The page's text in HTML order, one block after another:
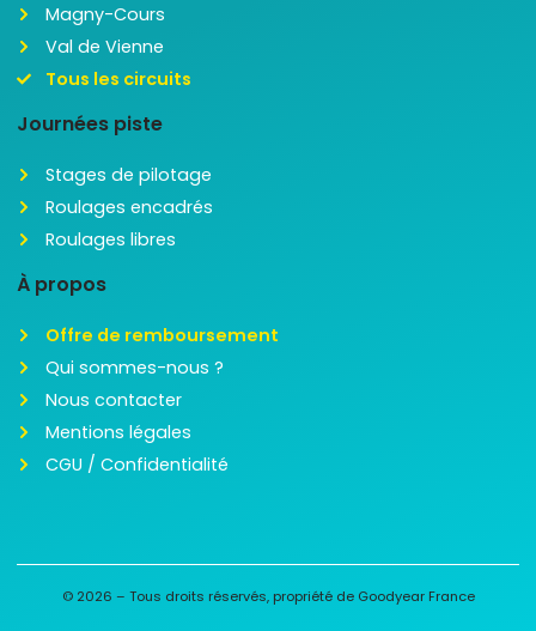
Magny-Cours
Val de Vienne
Tous les circuits
Journées piste
Stages de pilotage
Roulages encadrés
Roulages libres
À propos
Offre de remboursement
Qui sommes-nous ?
Nous contacter
Mentions légales
CGU / Confidentialité
© 2026 – Tous droits réservés, propriété de Goodyear France